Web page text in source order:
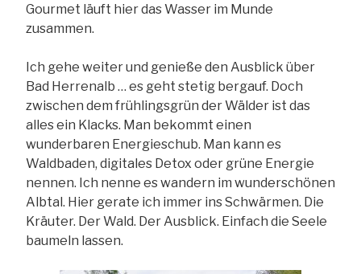
Gourmet läuft hier das Wasser im Munde
zusammen.
Ich gehe weiter und genieße den Ausblick über
Bad Herrenalb … es geht stetig bergauf. Doch
zwischen dem frühlingsgrün der Wälder ist das
alles ein Klacks. Man bekommt einen
wunderbaren Energieschub. Man kann es
Waldbaden, digitales Detox oder grüne Energie
nennen. Ich nenne es wandern im wunderschönen
Albtal. Hier gerate ich immer ins Schwärmen. Die
Kräuter. Der Wald. Der Ausblick. Einfach die Seele
baumeln lassen.